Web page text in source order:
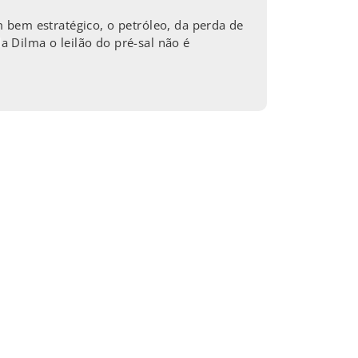
bem estratégico, o petróleo, da perda de
Dilma o leilão do pré-sal não é